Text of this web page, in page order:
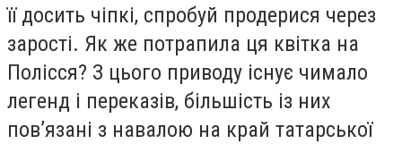
її досить чіпкі, спробуй продерися через
зарості. Як же потрапила ця квітка на
Полісся? З цього приводу існує чимало
легенд і переказів, більшість із них
пов’язані з навалою на край татарської